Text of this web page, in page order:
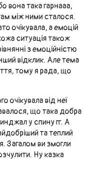
вона така гарнааа,
між ними сталося.
очікувала, а емоцій
ситуація також
з емоційністю
відклик. Але тема
тому я рада, що
очікувала від неї
що така добра
у спину гг. А
та теплий
Загалом ви змогли
Ну казка